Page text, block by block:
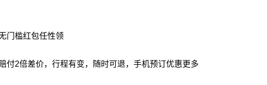
门槛红包任性领
付2倍差价，行程有变，随时可退，手机预订优惠更多